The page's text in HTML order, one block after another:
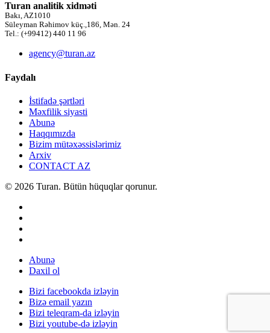
Turan analitik xidməti
Bakı, AZ1010
Süleyman Rəhimov küç.,186, Mən. 24
Tel.: (+99412) 440 11 96
agency@turan.az
Faydalı
İstifadə şərtləri
Məxfilik siyasti
Abunə
Haqqımızda
Bizim mütəxəssislərimiz
Arxiv
CONTACT AZ
© 2026 Turan. Bütün hüquqlar qorunur.
Abunə
Daxil ol
Bizi facebookda izləyin
Bizə email yazın
Bizi teleqram-da izləyin
Bizi youtube-də izləyin